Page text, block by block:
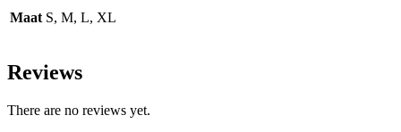
Maat S, M, L, XL
Reviews
There are no reviews yet.